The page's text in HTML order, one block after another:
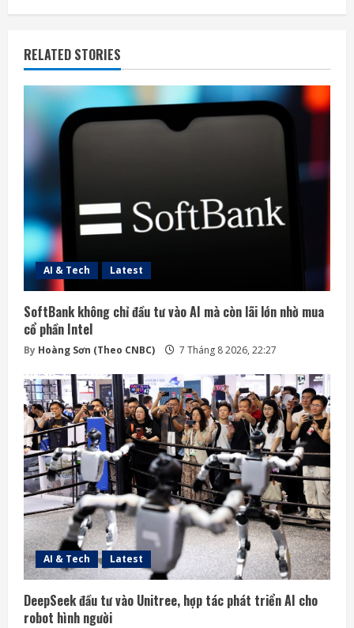
RELATED STORIES
AI & Tech Latest
SoftBank không chỉ đầu tư vào AI mà còn lãi lớn nhờ mua
cổ phần Intel
By Hoàng Sơn (Theo CNBC) 7 Tháng 8 2026, 22:27
AI & Tech Latest
DeepSeek đầu tư vào Unitree, hợp tác phát triển AI cho
robot hình người